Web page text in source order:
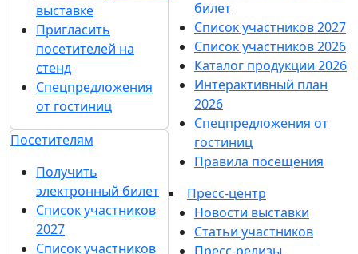
выставке
Пригласить
посетителей на
стенд
Спецпредложения
от гостиниц
Посетителям
Получить
электронный билет
Список участников
2027
Список участников
билет
Список участников 2027
Список участников 2026
Каталог продукции 2026
Интерактивный план
2026
Спецпредложения от
гостиниц
Правила посещения
Пресс-центр
Новости выставки
Статьи участников
Пресс-релизы